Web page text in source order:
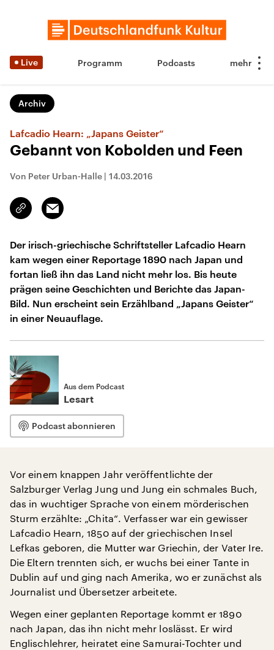
Live Programm Podcasts
Archiv
Lafcadio Hearn: „Japans Geister“
Gebannt von Kobolden und Feen
Von Peter Urban-Halle | 14.03.2016
Link
kopieren/teilen
Email
Der irisch-griechische Schriftsteller Lafcadio Hearn
kam wegen einer Reportage 1890 nach Japan und
fortan ließ ihn das Land nicht mehr los. Bis heute
prägen seine Geschichten und Berichte das Japan-
Bild. Nun erscheint sein Erzählband „Japans Geister“
in einer Neuauflage.
Aus dem Podcast
Lesart
Podcast abonnieren
Vor einem knappen Jahr veröffentlichte der
Salzburger Verlag Jung und Jung ein schmales Buch,
das in wuchtiger Sprache von einem mörderischen
Sturm erzählte: „Chita“. Verfasser war ein gewisser
Lafcadio Hearn, 1850 auf der griechischen Insel
Lefkas geboren, die Mutter war Griechin, der Vater Ire.
Die Eltern trennten sich, er wuchs bei einer Tante in
Dublin auf und ging nach Amerika, wo er zunächst als
Journalist und Übersetzer arbeitete.
Wegen einer geplanten Reportage kommt er 1890
nach Japan, das ihn nicht mehr loslässt. Er wird
Englischlehrer, heiratet eine Samurai-Tochter und